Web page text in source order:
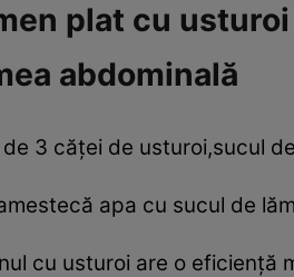
plat cu
abdominală
3 căţei de usturoi,sucul
apa cu sucul de
cu usturoi are o eficienţă